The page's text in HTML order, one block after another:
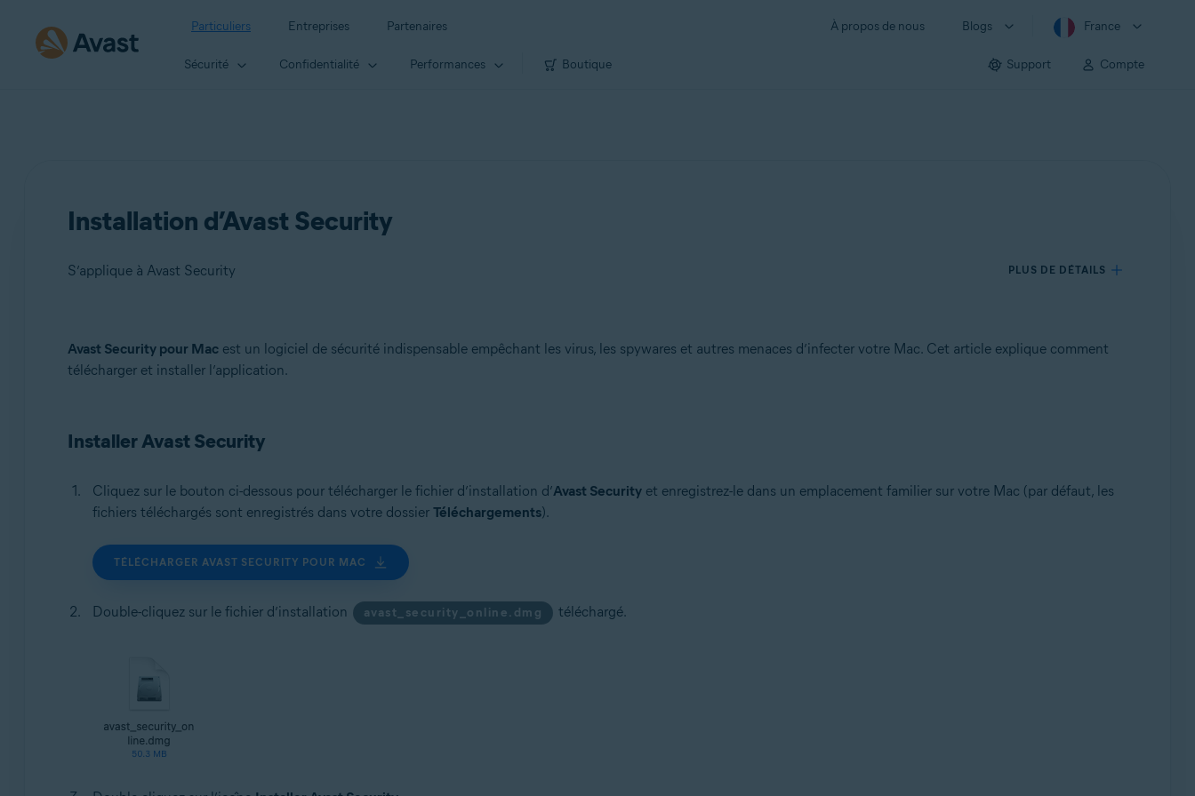
Particuliers Entreprises Partenaires À propos de nous Blogs France
Sécurité Confidentialité Performances Boutique Support Compte
Installation d’Avast Security
S’applique à Avast Security PLUS DE DÉTAILS
Produits:
Avast Security
macOS
Avast Security pour Macest un logiciel de sécurité indispensable empêchant les virus, les spywares et autres menaces d’infecter votre Mac. Cet article explique comment
télécharger et installer l’application.
Installer Avast Security
Cliquez sur le bouton ci-dessous pour télécharger le fichier d’installation d’Avast Securityet enregistrez-le dans un emplacement familier sur votre Mac (par défaut, les
fichiers téléchargés sont enregistrés dans votre dossier Téléchargements).
TÉLÉCHARGER AVAST SECURITY POUR MAC
Double-cliquez sur le fichier d’installation avast_security_online.dmg téléchargé.